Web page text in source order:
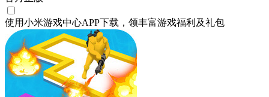
使用小米游戏中心APP下载 ，领丰富游戏福利 及礼包